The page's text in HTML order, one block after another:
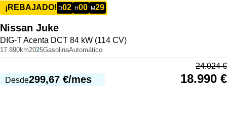
¡REBAJADO! D02 H00 M29
Nissan Juke
DIG-T Acenta DCT 84 kW (114 CV)
17.890km2025GasolinaAutomático
Desde299,67 €/mes
24.024€
18.990 €